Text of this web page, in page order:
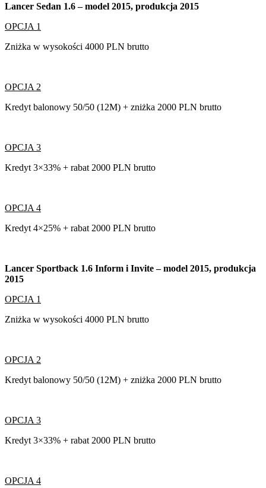
Lancer Sedan 1.6 – model 2015, produkcja 2015
OPCJA 1
Zniżka w wysokości 4000 PLN brutto
OPCJA 2
Kredyt balonowy 50/50 (12M) + zniżka 2000 PLN brutto
OPCJA 3
Kredyt 3×33% + rabat 2000 PLN brutto
OPCJA 4
Kredyt 4×25% + rabat 2000 PLN brutto
Lancer Sportback 1.6 Inform i Invite – model 2015, produkcja
2015
OPCJA 1
Zniżka w wysokości 4000 PLN brutto
OPCJA 2
Kredyt balonowy 50/50 (12M) + zniżka 2000 PLN brutto
OPCJA 3
Kredyt 3×33% + rabat 2000 PLN brutto
OPCJA 4